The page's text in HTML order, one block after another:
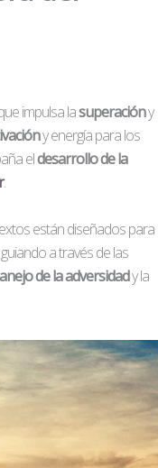
impulsa lasuperacióny
y energía para los
eldesarrollo de la
.
están diseñados para
a través de las
de la adversidady la